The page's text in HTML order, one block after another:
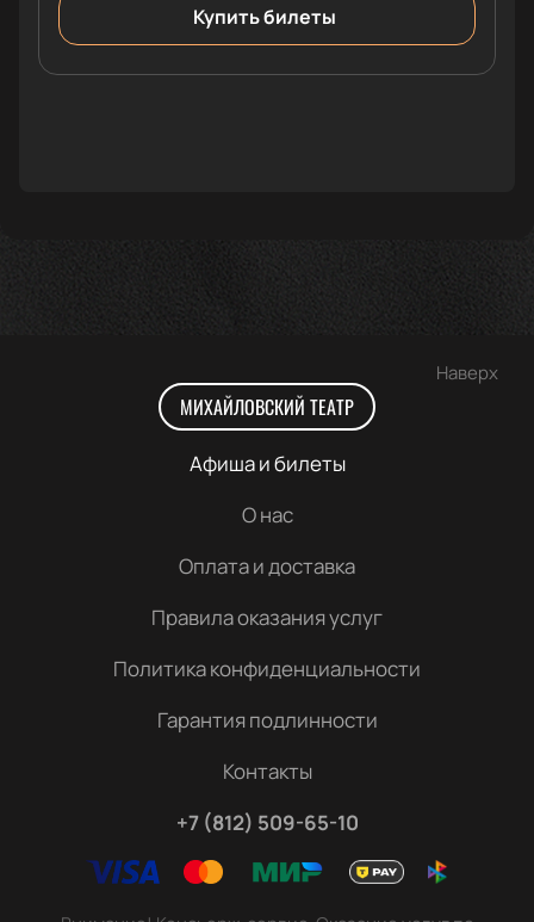
Купить билеты
Наверх
МИХАЙЛОВСКИЙ ТЕАТР
Афиша и билеты
О нас
Оплата и доставка
Правила оказания услуг
Политика конфиденциальности
Гарантия подлинности
Контакты
+7 (812) 509-65-10